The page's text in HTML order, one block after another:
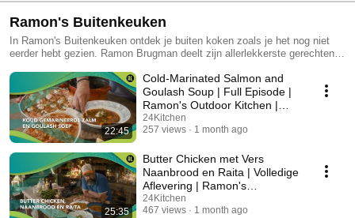
Ramon's Buitenkeuken
In Ramon's Buitenkeuken ontdek je buiten koken zoals je het nog niet
eerder hebt gezien. Ramon Brugman deelt zijn allerlekkerste gerechten in
kleurrijke gerechten boordevol smaak. Van barbecue tot comfort food,
Ramon is van alle markten thuis. Ramon nodigt je uit om aan te
schuiven in zijn gezellige keuken tussen het groen, de moestuin en de
vrolijk kakelende kippen.
22:45
Cold-Marinated Salmon and
Goulash Soup | Full Episode |
Ramon's Outdoor Kitchen |
24Kitchen
24Kitchen
257 views
1 month ago
25:35
Butter Chicken met Vers
Naanbrood en Raita | Volledige
Aflevering | Ramon's
Buitenkeuken | 24Kitchen
24Kitchen
467 views
1 month ago